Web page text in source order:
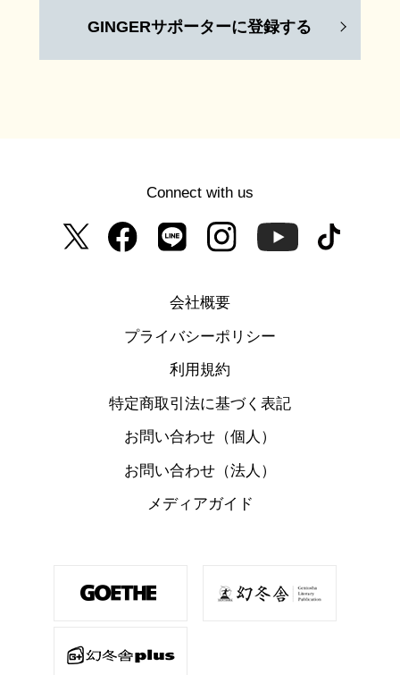
GINGERサポーターに登録する
Connect with us
会社概要
プライバシーポリシー
利用規約
特定商取引法に基づく表記
お問い合わせ（個人）
お問い合わせ（法人）
メディアガイド